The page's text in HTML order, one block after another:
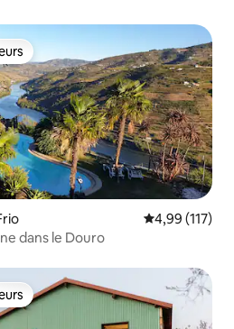
les plus appréciés
Évaluation
4,99 (117)
dans le Douro
les plus appréciés